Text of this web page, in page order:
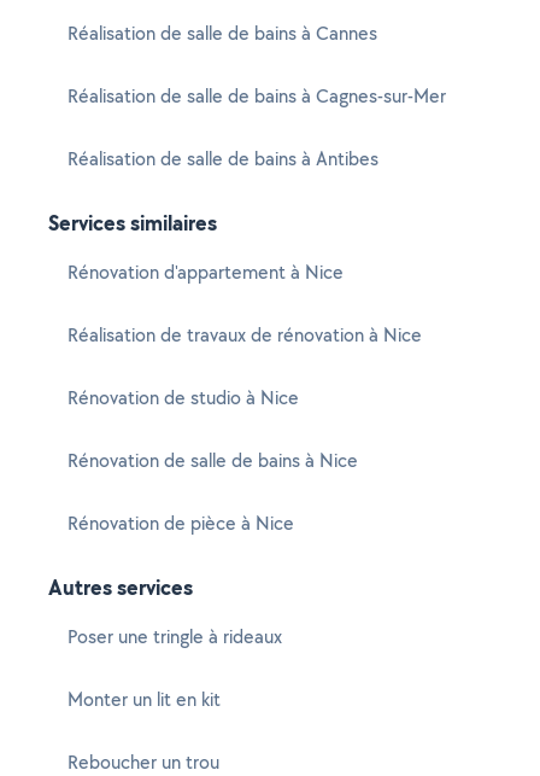
Réalisation de salle de bains à Cannes
Réalisation de salle de bains à Cagnes-sur-Mer
Réalisation de salle de bains à Antibes
Services similaires
Rénovation d'appartement à Nice
Réalisation de travaux de rénovation à Nice
Rénovation de studio à Nice
Rénovation de salle de bains à Nice
Rénovation de pièce à Nice
Autres services
Poser une tringle à rideaux
Monter un lit en kit
Reboucher un trou